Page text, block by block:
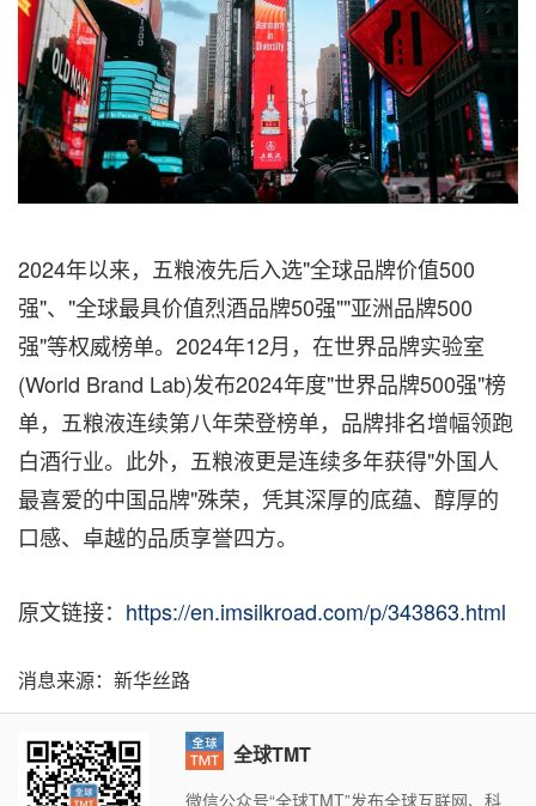
2024年以来，五粮液先后入选"全球品牌价值500
强"、"全球最具价值烈酒品牌50强""亚洲品牌500
强"等权威榜单。2024年12月，在世界品牌实验室
(World Brand Lab)发布2024年度"世界品牌500强"榜
单，五粮液连续第八年荣登榜单，品牌排名增幅领跑
白酒行业。此外，五粮液更是连续多年获得"外国人
最喜爱的中国品牌"殊荣，凭其深厚的底蕴、醇厚的
口感、卓越的品质享誉四方。
原文链接： https://en.imsilkroad.com/p/343863.html
消息来源：新华丝路
全球TMT
微信公众号“全球TMT”发布全球互联网、科